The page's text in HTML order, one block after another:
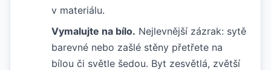
v materiálu.
Vymalujte na bílo. Nejlevnější zázrak: sytě
barevné nebo zašlé stěny přetřete na
bílou či světle šedou. Byt zesvětlá, zvětší